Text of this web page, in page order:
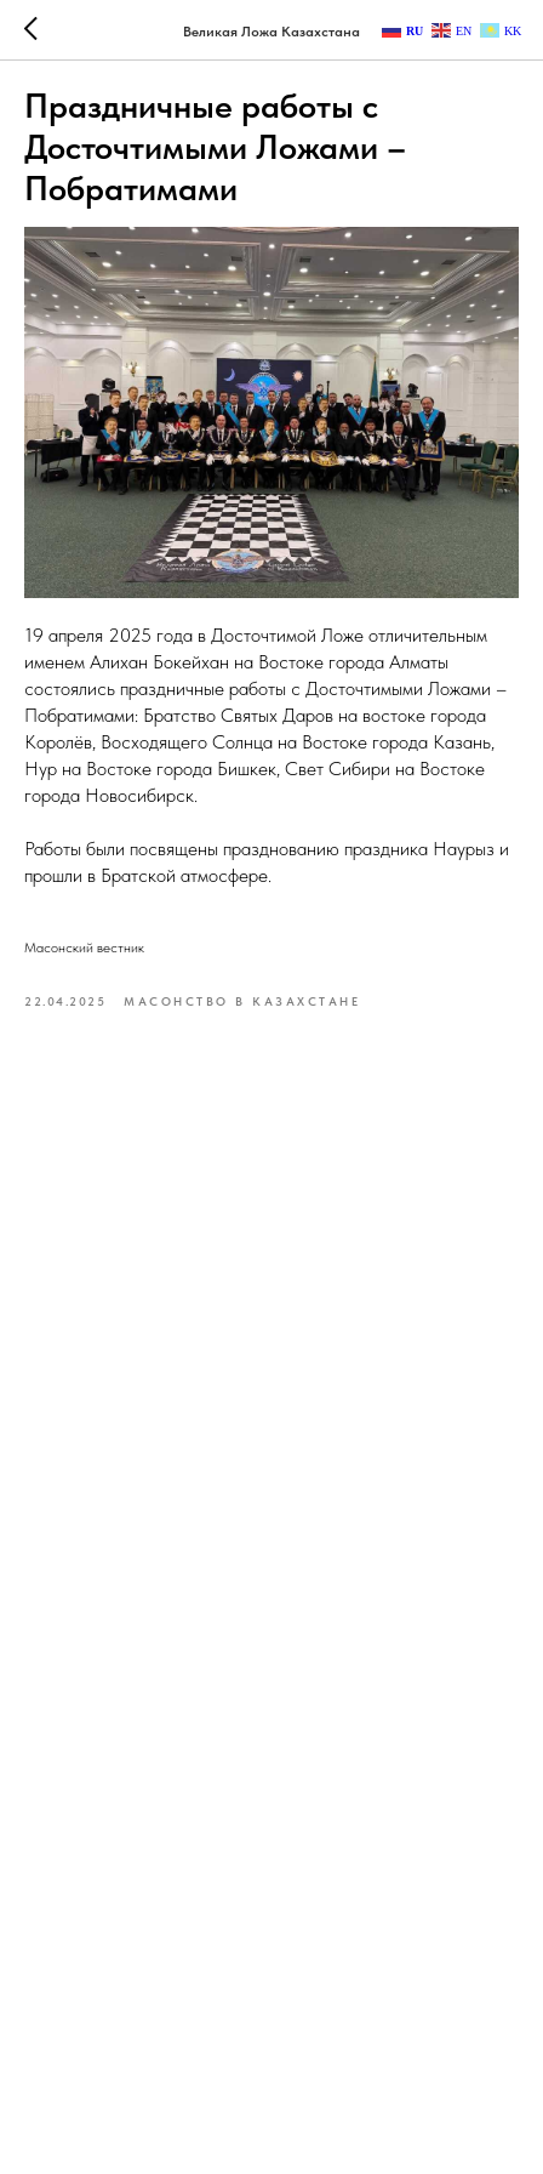
RU EN KK
Великая Ложа Казахстана
Праздничные работы с
Досточтимыми Ложами –
Побратимами
19 апреля 2025 года в Досточтимой Ложе отличительным
именем Алихан Бокейхан на Востоке города Алматы
состоялись праздничные работы с Досточтимыми Ложами –
Побратимами: Братство Святых Даров на востоке города
Королёв, Восходящего Солнца на Востоке города Казань,
Нур на Востоке города Бишкек, Свет Сибири на Востоке
города Новосибирск.
Работы были посвящены празднованию праздника Наурыз и
прошли в Братской атмосфере.
Масонский вестник
22.04.2025 МАСОНСТВО В КАЗАХСТАНЕ